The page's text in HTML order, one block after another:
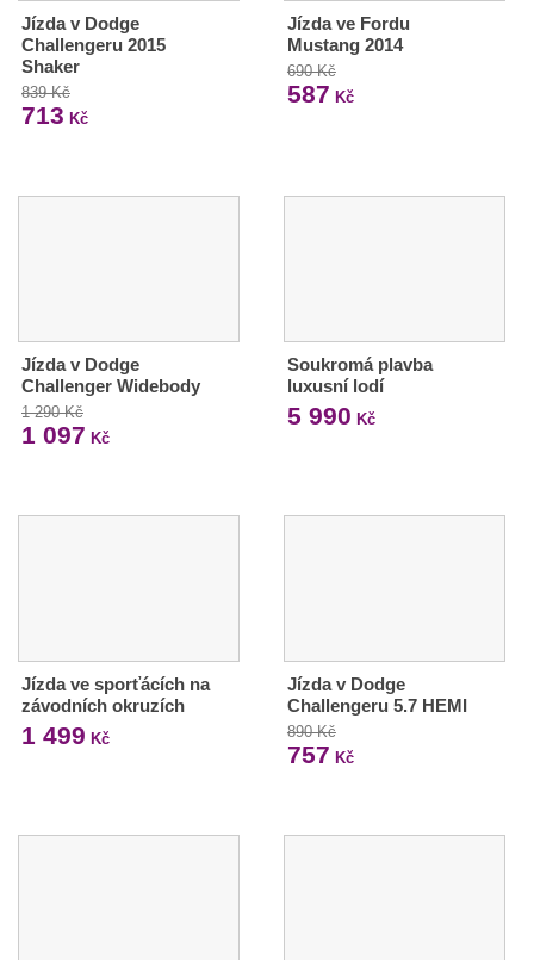
Jízda v Dodge
Challengeru 2015
Shaker
839 Kč
713 Kč
Jízda ve Fordu
Mustang 2014
690 Kč
587 Kč
Jízda v Dodge
Challenger Widebody
1 290 Kč
1 097 Kč
Soukromá plavba
luxusní lodí
5 990 Kč
Jízda ve sporťácích na
závodních okruzích
1 499 Kč
Jízda v Dodge
Challengeru 5.7 HEMI
890 Kč
757 Kč